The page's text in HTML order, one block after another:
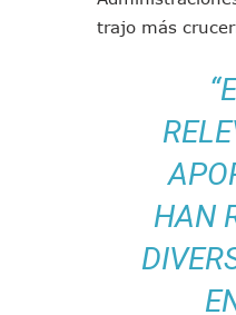
trajo más
HAN